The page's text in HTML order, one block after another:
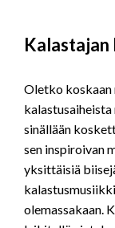
Kalastajan
Oletko koskaan
kalastusaiheista
sinällään
sen inspiroivan
yksittäisiä
olemassakaan.